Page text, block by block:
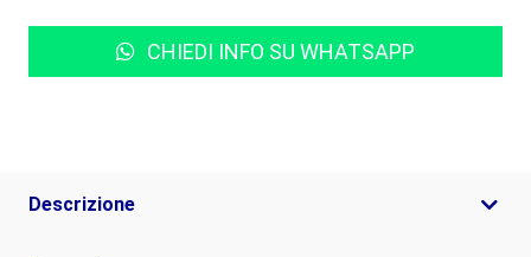
CHIEDI INFO SU WHATSAPP
Descrizione